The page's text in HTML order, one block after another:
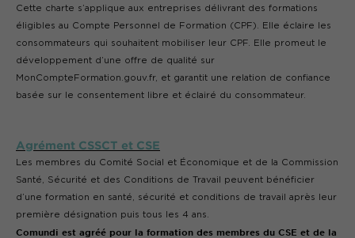
Cette charte s’applique aux entreprises délivrant des formations
éligibles au Compte Personnel de Formation (CPF). Elle éclaire les
consommateurs qui souhaitent mobiliser leur CPF. Elle promeut le
développement d’une offre de qualité sur
MonCompteFormation.gouv.fr, et garantit une relation de confiance
basée sur le consentement libre et éclairé du consommateur.
Agrément CSSCT et CSE
Les membres du Comité Social et Économique et de la Commission
Santé, Sécurité et des Conditions de Travail peuvent bénéficier
d’une formation en santé, sécurité et conditions de travail après leur
première désignation puis tous les 4 ans.
Comundi est agréé pour la formation des membres du CSE et de la